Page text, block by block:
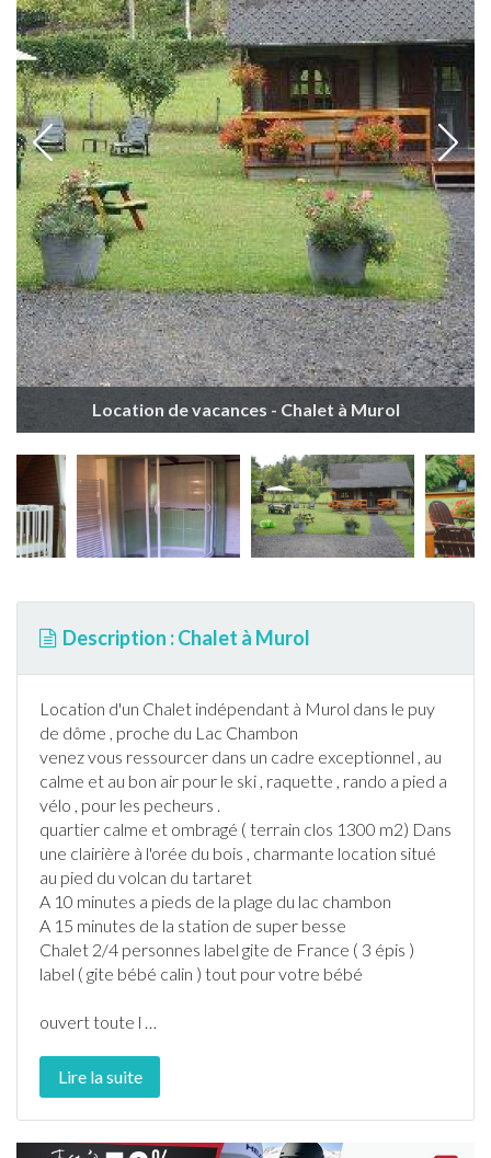
Location de vacances - Chalet à Murol
Description : Chalet à Murol
Location d'un Chalet indépendant à Murol dans le puy
de dôme , proche du Lac Chambon
venez vous ressourcer dans un cadre exceptionnel , au
calme et au bon air pour le ski , raquette , rando a pied a
vélo , pour les pecheurs .
quartier calme et ombragé ( terrain clos 1300 m2) Dans
une clairière à l'orée du bois , charmante location situé
au pied du volcan du tartaret
A 10 minutes a pieds de la plage du lac chambon
A 15 minutes de la station de super besse
Chalet 2/4 personnes label gite de France ( 3 épis )
label ( gite bébé calin ) tout pour votre bébé
ouvert toute l …
Lire la suite